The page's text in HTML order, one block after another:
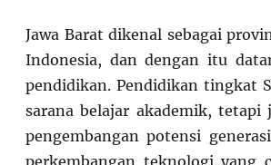
Jawa Barat dikenal sebagai
Indonesia, dan dengan itu
pendidikan. Pendidikan tingkat
sarana belajar akademik,
pengembangan potensi
perkembangan teknologi yang